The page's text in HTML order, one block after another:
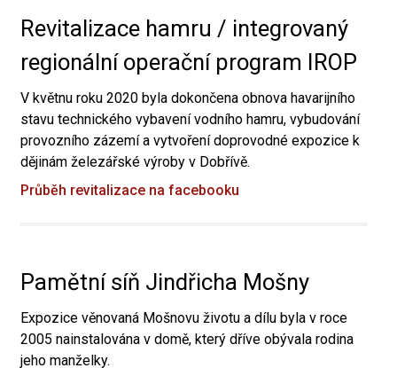
Revitalizace hamru / integrovaný
regionální operační program IROP
V květnu roku 2020 byla dokončena obnova havarijního
stavu technického vybavení vodního hamru, vybudování
provozního zázemí a vytvoření doprovodné expozice k
dějinám železářské výroby v Dobřívě.
Průběh revitalizace na facebooku
Pamětní síň Jindřicha Mošny
Expozice věnovaná Mošnovu životu a dílu byla v roce
2005 nainstalována v domě, který dříve obývala rodina
jeho manželky.